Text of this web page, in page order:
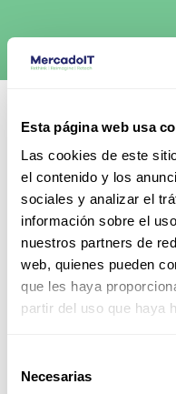
Esta página web usa
Las cookies de este
el contenido y los
sociales y analizar el
información sobre el
nuestros partners de
web, quienes pueden
que les haya
partir del uso que haya
Necesarias
Todos los productos
Oracle 7100W
alimentación para